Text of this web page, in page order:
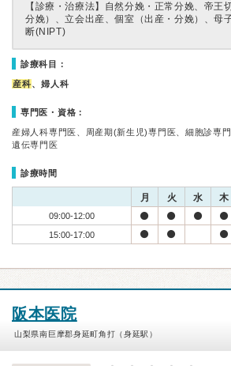
【診療・治療法】 自然分娩・正常分娩、帝王
分娩）、立会出産、個室（出産・分娩）、母
断(NIPT)
診療科目：
産科、婦人科
専門医・資格：
産婦人科専門医、周産期(新生児)専門医、細胞診専
遺伝専門医
診療時間
月 火 水 木
09:00-12:00
15:00-17:00
阪本医院
山梨県南巨摩郡身延町角打（身延駅）